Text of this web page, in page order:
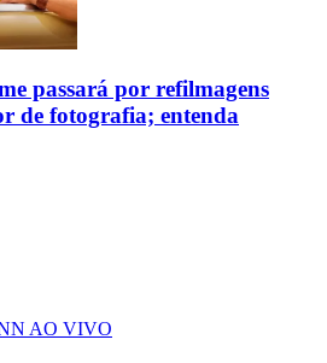
passará por refilmagens
de fotografia; entenda
AO VIVO